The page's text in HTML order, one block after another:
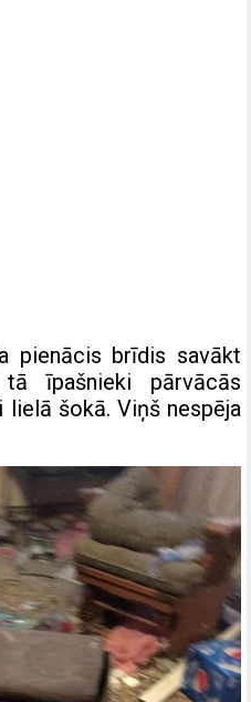
pienācis brīdis savākt
īpašnieki pārvācās
šokā. Viņš nespēja